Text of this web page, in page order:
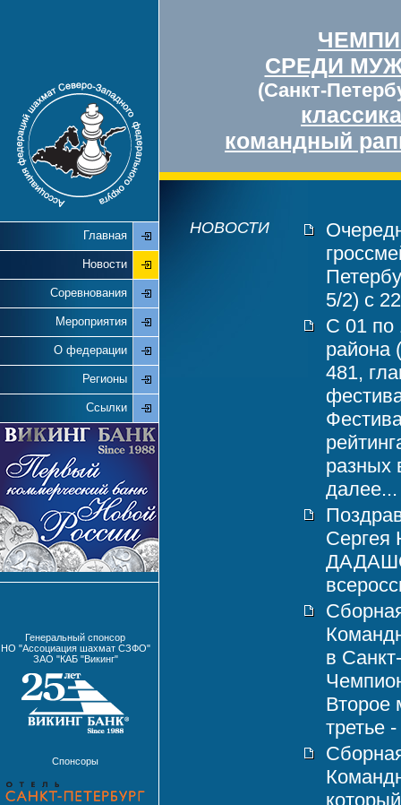
СРЕДИ
(Санкт-
классика
командный
Главная
Новости
Соревнования
Мероприятия
О федерации
Регионы
Ссылки
Генеральный спонсор
НО "Ассоциация шахмат СЗФО"
ЗАО "КАБ "Викинг"
Спонсоры
НОВОСТИ
5/2) с
С 01 по
района
481,
разных
далее...
в
Второе
третье